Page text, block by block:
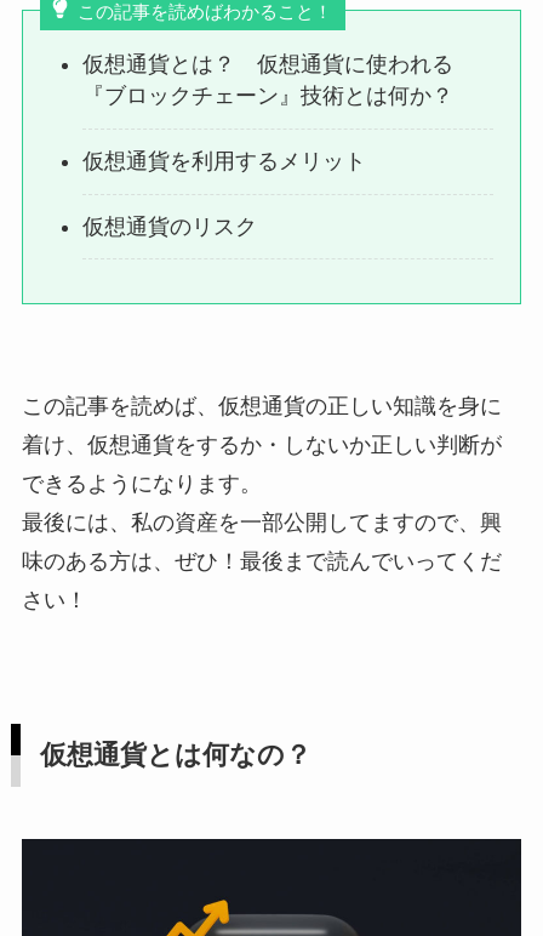
この記事を読めばわかること！
仮想通貨とは？ 仮想通貨に使われる
『ブロックチェーン』技術とは何か？
仮想通貨を利用するメリット
仮想通貨のリスク
この記事を読めば、仮想通貨の正しい知識を身に
着け、仮想通貨をするか・しないか正しい判断が
できるようになります。
最後には、私の資産を一部公開してますので、興
味のある方は、ぜひ！最後まで読んでいってくだ
さい！
仮想通貨とは何なの？